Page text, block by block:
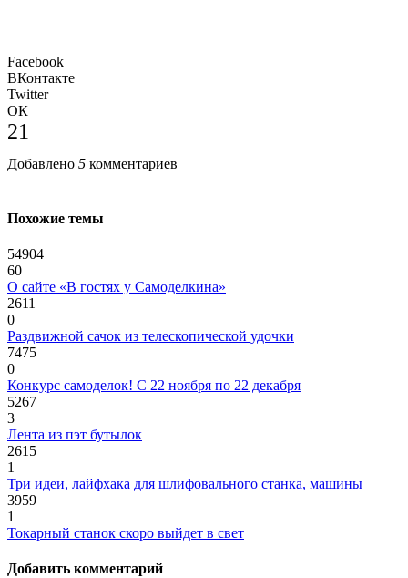
Facebook
ВКонтакте
Twitter
ОК
21
Добавлено 5 комментариев
Похожие темы
54904
60
О сайте «В гостях у Самоделкина»
2611
0
Раздвижной сачок из телескопической удочки
7475
0
Конкурс самоделок! С 22 ноября по 22 декабря
5267
3
Лента из пэт бутылок
2615
1
Три идеи, лайфхака для шлифовального станка, машины
3959
1
Токарный станок скоро выйдет в свет
Добавить комментарий